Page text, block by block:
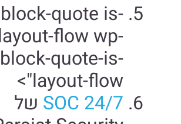
block-quote is-
flow wp-
block-quote-is-
layout-flow">
SOC 24/7 של